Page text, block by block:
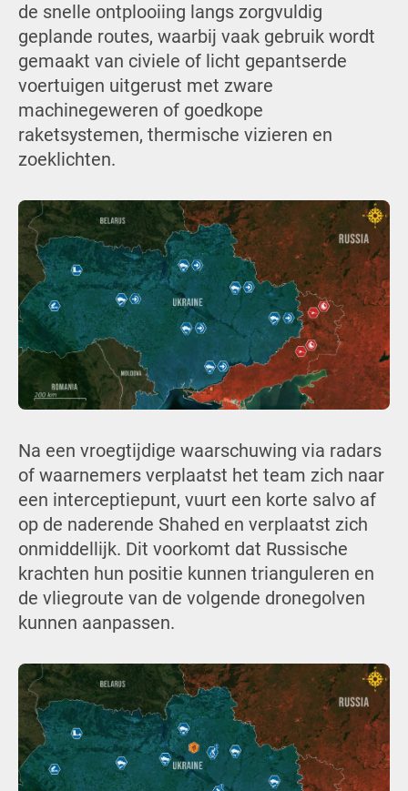
de snelle ontplooiing langs zorgvuldig
geplande routes, waarbij vaak gebruik wordt
gemaakt van civiele of licht gepantserde
voertuigen uitgerust met zware
machinegeweren of goedkope
raketsystemen, thermische vizieren en
zoeklichten.
Na een vroegtijdige waarschuwing via radars
of waarnemers verplaatst het team zich naar
een interceptiepunt, vuurt een korte salvo af
op de naderende Shahed en verplaatst zich
onmiddellijk. Dit voorkomt dat Russische
krachten hun positie kunnen trianguleren en
de vliegroute van de volgende dronegolven
kunnen aanpassen.